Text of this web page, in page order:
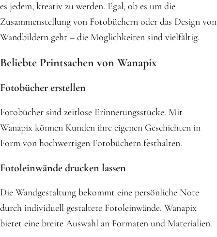
es jedem, kreativ zu werden. Egal, ob es um die
Zusammenstellung von Fotobüchern oder das Design von
Wandbildern geht – die Möglichkeiten sind vielfältig.
Beliebte Printsachen von Wanapix
Fotobücher erstellen
Fotobücher sind zeitlose Erinnerungsstücke. Mit
Wanapix können Kunden ihre eigenen Geschichten in
Form von hochwertigen Fotobüchern festhalten.
Fotoleinwände drucken lassen
Die Wandgestaltung bekommt eine persönliche Note
durch individuell gestaltete Fotoleinwände. Wanapix
bietet eine breite Auswahl an Formaten und Materialien.